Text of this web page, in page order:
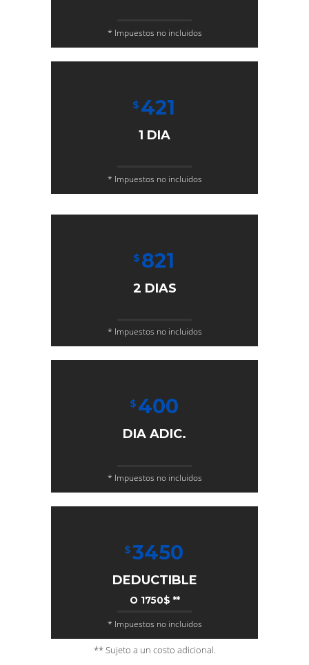
* Impuestos no incluidos
$ 421
1 DIA
* Impuestos no incluidos
$ 821
2 DIAS
* Impuestos no incluidos
$ 400
DIA ADIC.
* Impuestos no incluidos
$3450
DEDUCTIBLE
O 1750$ **
* Impuestos no incluidos
** Sujeto a un costo adicional.